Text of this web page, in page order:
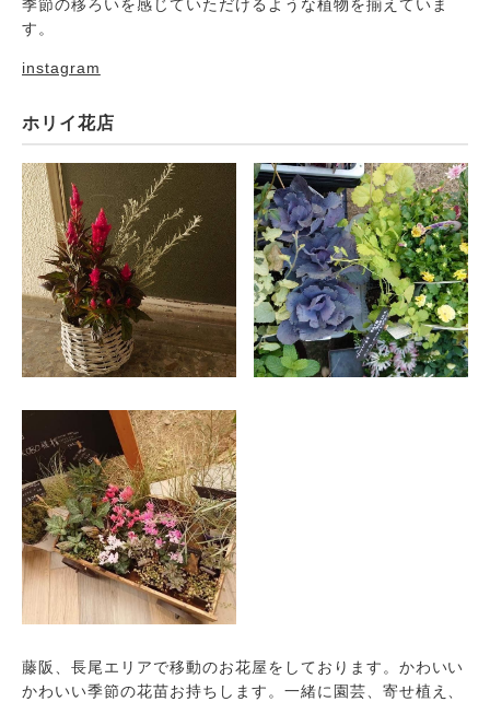
季節の移ろいを感じていただけるような植物を揃えていま
す。
instagram
ホリイ花店
藤阪、長尾エリアで移動のお花屋をしております。かわいい
かわいい季節の花苗お持ちします。一緒に園芸、寄せ植え、